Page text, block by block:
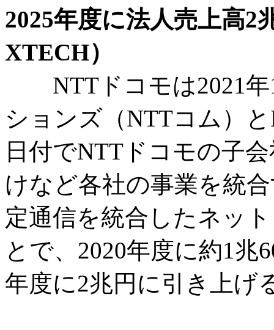
2025年度に法人売上高
XTECH）
NTTドコモは2021年
ションズ（NTTコム）
日付でNTTドコモの子
けなど各社の事業を統
定通信を統合したネッ
とで、2020年度に約1兆
年度に2兆円に引き上げ